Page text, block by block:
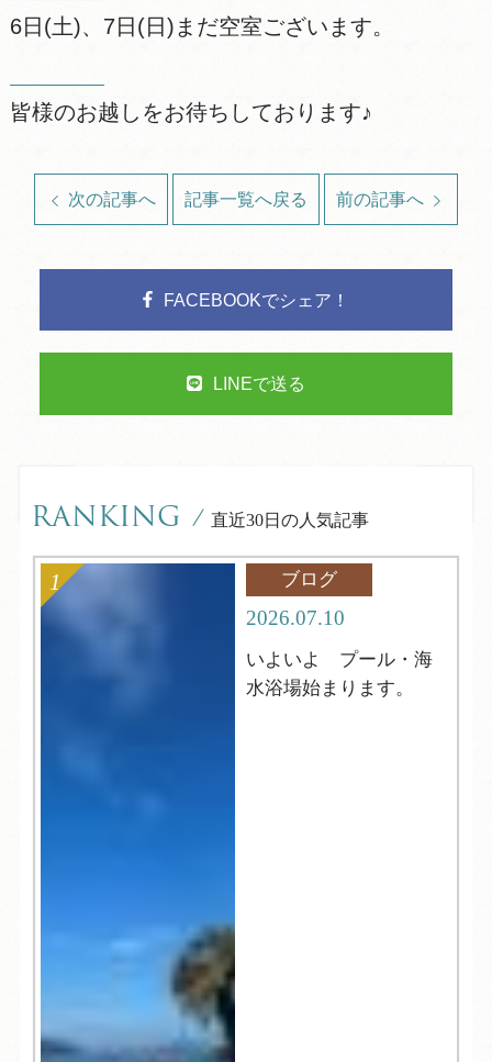
6日(土)、7日(日)まだ空室ございます。
皆様のお越しをお待ちしております♪
次の記事へ 記事一覧へ戻る 前の記事へ
FACEBOOKでシェア！
LINEで送る
RANKING / 直近30日の人気記事
ブログ
2026.07.10
いよいよ プール・海
水浴場始まります。